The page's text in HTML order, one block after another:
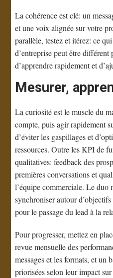
La cohérence est clé: un
et une voix alignée sur votre
parallèle, testez et itérez: ce
d’entreprise peut être
d’apprendre rapidement et
Mesurer,
La curiosité est le muscle du
compte, puis agir rapidement
d’éviter les gaspillages et
ressources. Outre les KPI de
qualitatives: feedback des
premières conversations et
l’équipe commerciale. Le duo
synchroniser autour
pour le passage du lead à la
Pour progresser, mettez en
revue mensuelle des
messages et les formats, et un
priorisées selon leur impact